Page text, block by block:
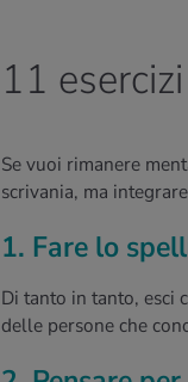
11
Se vuoi rimanere
scrivania, ma
1. Fare lo
Di tanto in tanto, esci
delle persone che